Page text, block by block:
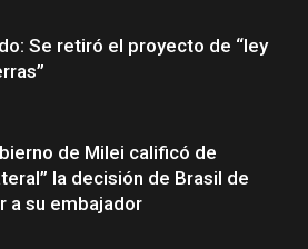
Se retiró el proyecto de “ley
de Milei calificó de
la decisión de Brasil de
a su embajador